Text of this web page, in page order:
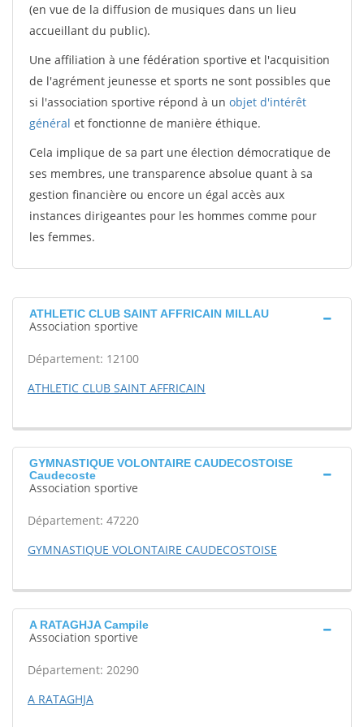
(en vue de la diffusion de musiques dans un lieu
accueillant du public).
Une affiliation à une fédération sportive et l'acquisition
de l'agrément jeunesse et sports ne sont possibles que
si l'association sportive répond à un objet d'intérêt
général et fonctionne de manière éthique.
Cela implique de sa part une élection démocratique de
ses membres, une transparence absolue quant à sa
gestion financière ou encore un égal accès aux
instances dirigeantes pour les hommes comme pour
les femmes.
ATHLETIC CLUB SAINT AFFRICAIN MILLAU
Association sportive
Département: 12100
ATHLETIC CLUB SAINT AFFRICAIN
GYMNASTIQUE VOLONTAIRE CAUDECOSTOISE
Caudecoste
Association sportive
Département: 47220
GYMNASTIQUE VOLONTAIRE CAUDECOSTOISE
A RATAGHJA Campile
Association sportive
Département: 20290
A RATAGHJA